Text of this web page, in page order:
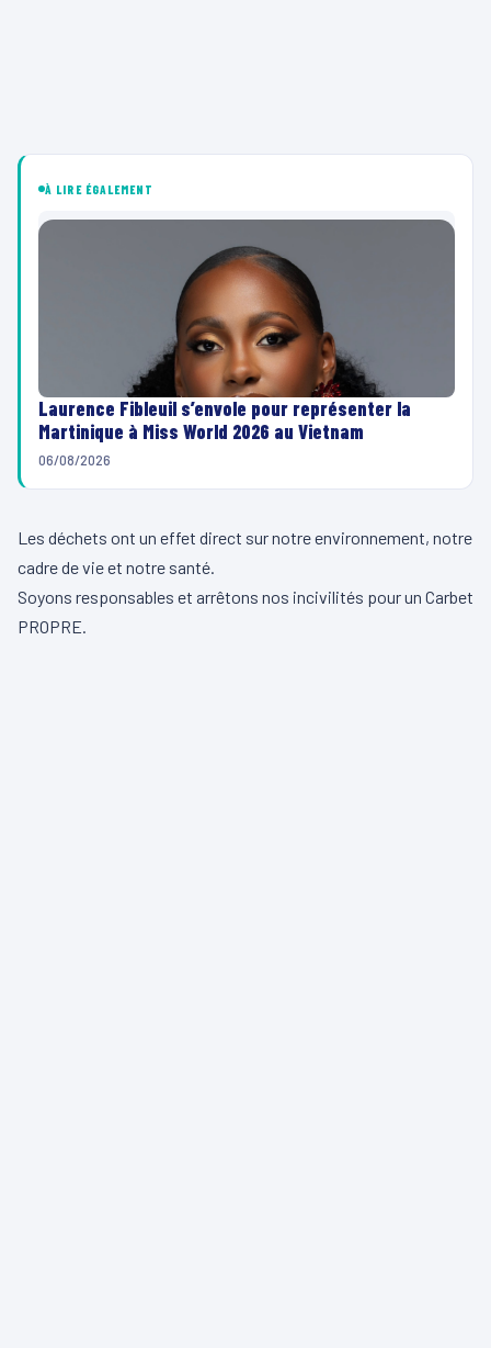
À LIRE ÉGALEMENT
Laurence Fibleuil s’envole pour représenter la
Martinique à Miss World 2026 au Vietnam
06/08/2026
Les déchets ont un effet direct sur notre environnement, notre
cadre de vie et notre santé.
Soyons responsables et arrêtons nos incivilités pour un Carbet
PROPRE.